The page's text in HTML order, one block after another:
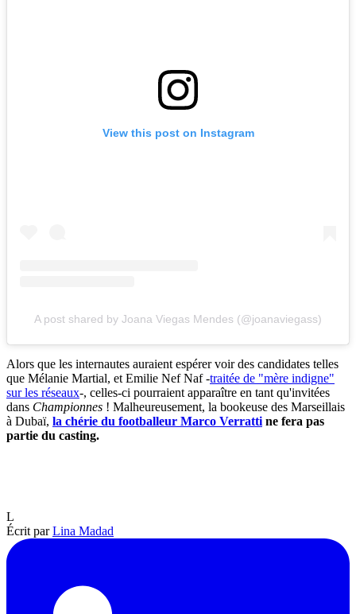
View this post on Instagram
A post shared by Joana Viegas Mendes (@joanaviegass)
Alors que les internautes auraient espérer voir des candidates telles
que Mélanie Martial, et Emilie Nef Naf -traitée de "mère indigne"
sur les réseaux-, celles-ci pourraient apparaître en tant qu'invitées
dans Championnes ! Malheureusement, la bookeuse des Marseillais
à Dubaï, la chérie du footballeur Marco Verratti ne fera pas
partie du casting.
L
Écrit parLina Madad